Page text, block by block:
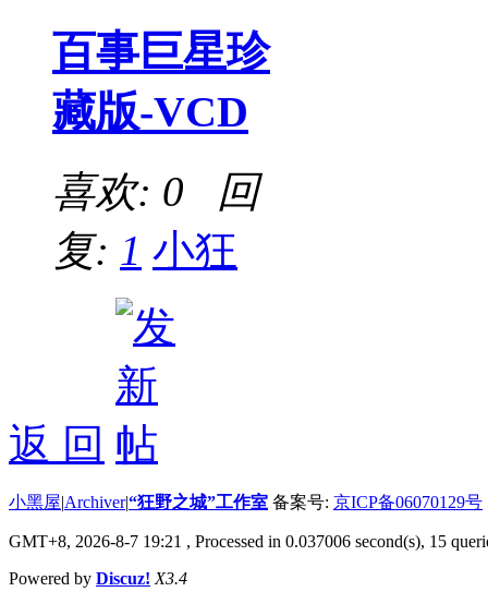
百事巨星珍
藏版-VCD
喜欢: 0 回
复: 1 小狂
返 回
小黑屋|Archiver|“狂野之城”工作室 备案号: 京ICP备06070129号
GMT+8, 2026-8-7 19:21 , Processed in 0.037006 second(s), 15
Powered by Discuz! X3.4